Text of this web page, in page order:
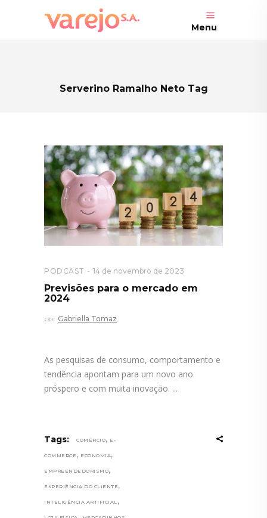
Menu
Serverino Ramalho Neto Tag
PODCAST 14 de novembro de 2023
Previsões para o mercado em
2024
por Gabriella Tomaz
As pesquisas de consumo, comportamento e
tendência apontam para um novo ano
próspero e com muita inovação.
Tags: COMÉRCIO, E-
COMMERCE , ECONOMIA ,
EMPREENDEDORISMO,
EXPERIÊNCIA DO CLIENTE ,
INTELIGÊNCIA ARTIFICIAL ,